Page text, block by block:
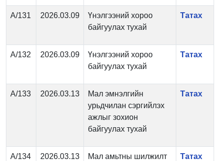
А/131 2026.03.09
Үнэлгээний хороо
байгуулах тухай
Татах
А/132 2026.03.09
Үнэлгээний хороо
байгуулах тухай
Татах
А/133 2026.03.13
Мал эмнэлгийн
урьдчилан сэргийлэх
ажлыг зохион
байгуулах тухай
Татах
А/134 2026.03.13
Мал амьтны шилжилт
Татах